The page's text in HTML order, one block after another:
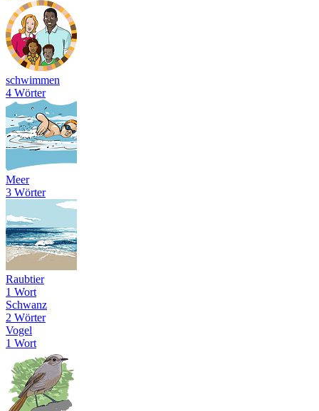
schwimmen
4 Wörter
Meer
3 Wörter
Raubtier
1 Wort
Schwanz
2 Wörter
Vogel
1 Wort